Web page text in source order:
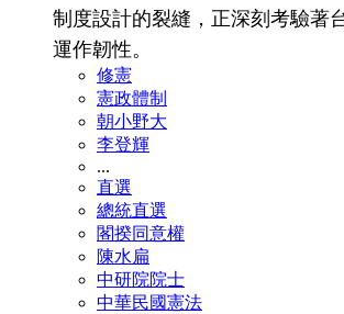
制度設計的裂縫，正深刻考驗著
運作韌性。
修憲
憲政體制
朝小野大
李登輝
...
直選
總統直選
閣揆同意權
陳水扁
中研院院士
中華民國憲法